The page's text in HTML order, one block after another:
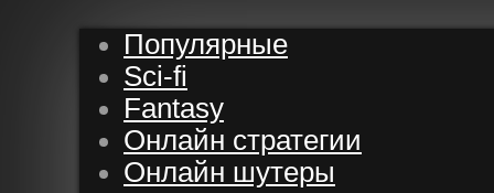
Популярные
Sci-fi
Fantasy
Онлайн стратегии
Онлайн шутеры